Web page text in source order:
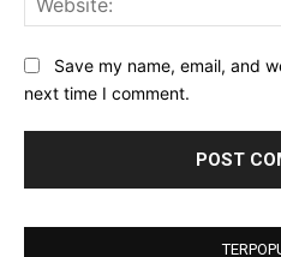
Save my name, email, and
next time I comment.